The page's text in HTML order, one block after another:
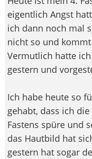
eigentlich Angst
ich dann noch mal
nicht so und
Vermutlich hatte
gestern und
Ich habe heute so
gehabt, dass ich
Fastens spüre und
das Hautbild hat
gestern hat sogar